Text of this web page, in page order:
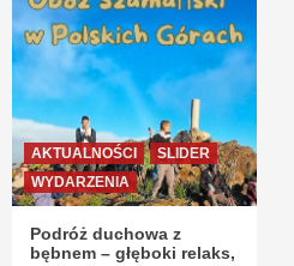
AKTUALNOŚCI
SLIDER
WYDARZENIA
Podróż duchowa z
bębnem – głęboki relaks,